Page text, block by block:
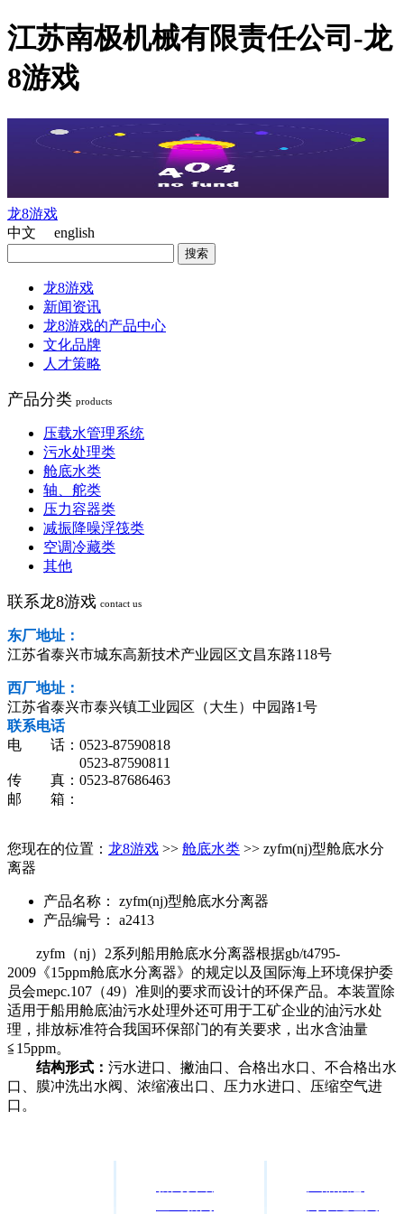
江苏南极机械有限责任公司-龙
8游戏
龙8游戏
中文 english
龙8游戏
新闻资讯
龙8游戏的产品中心
文化品牌
人才策略
产品分类 products
压载水管理系统
污水处理类
舱底水类
轴、舵类
压力容器类
减振降噪浮筏类
空调冷藏类
其他
联系龙8游戏 contact us
东厂地址：
江苏省泰兴市城东高新技术产业园区文昌东路118号
西厂地址：
江苏省泰兴市泰兴镇工业园区（大生）中园路1号
联系电话
电 话：0523-87590818
0523-87590811
传 真：0523-87686463
邮 箱：
您现在的位置： 龙8游戏 >> 舱底水类 >> zyfm(nj)型舱底水分
离器
产品名称：
zyfm(nj)型舱底水分离器
产品编号：
a2413
zyfm（nj）2系列船用舱底水分离器根据gb/t4795-
2009《15ppm舱底水分离器》的规定以及国际海上环境保护委
员会mepc.107（49）准则的要求而设计的环保产品。本装置除
适用于船用舱底油污水处理外还可用于工矿企业的油污水处
理，排放标准符合我国环保部门的有关要求，出水含油量
≦15ppm。
结构形式： 污水进口、撇油口、合格出水口、不合格出水
口、膜冲洗出水阀、浓缩液出口、压力水进口、压缩空气进
口。